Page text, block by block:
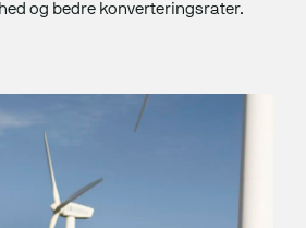
og bedre konverteringsrater.